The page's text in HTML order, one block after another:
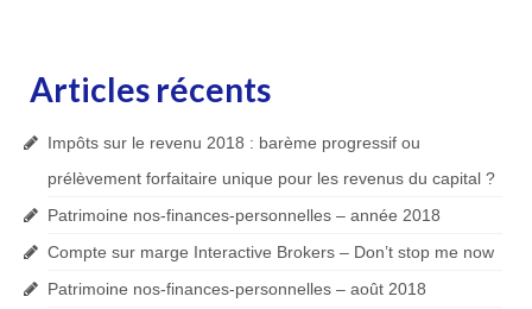
Articles récents
Impôts sur le revenu 2018 : barème progressif ou
prélèvement forfaitaire unique pour les revenus du capital ?
Patrimoine nos-finances-personnelles – année 2018
Compte sur marge Interactive Brokers – Don’t stop me now
Patrimoine nos-finances-personnelles – août 2018